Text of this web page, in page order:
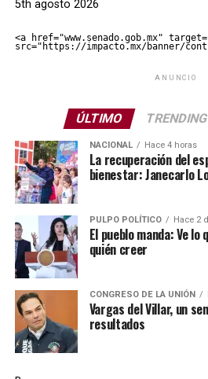
5th agosto 2026
<a href="www.senado.gob.mx"
src="https://impacto.mx/banner/
ANUNCIO
ÚLTIMO TRENDING
NACIONAL Hace 4 horas
La recuperación del
bienestar: Janecarlo
PULPO POLÍTICO Hace 2
El pueblo manda: Ve
quién creer
CONGRESO DE LA UNIÓN
Vargas del Villar, un
resultados